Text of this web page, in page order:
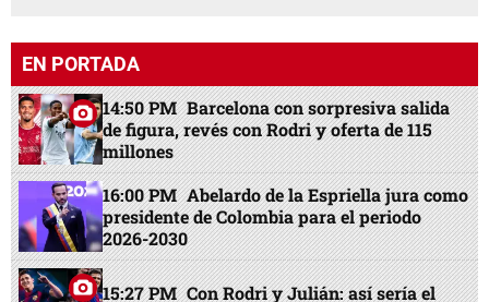
EN PORTADA
14:50 PM Barcelona con sorpresiva salida
de figura, revés con Rodri y oferta de 115
millones
16:00 PM Abelardo de la Espriella jura como
presidente de Colombia para el periodo
2026-2030
15:27 PM Con Rodri y Julián: así sería el